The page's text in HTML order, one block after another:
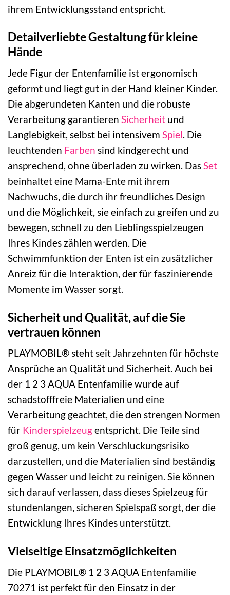
ihrem Entwicklungsstand entspricht.
Detailverliebte Gestaltung für kleine
Hände
Jede Figur der Entenfamilie ist ergonomisch
geformt und liegt gut in der Hand kleiner Kinder.
Die abgerundeten Kanten und die robuste
Verarbeitung garantieren Sicherheit und
Langlebigkeit, selbst bei intensivem Spiel. Die
leuchtenden Farben sind kindgerecht und
ansprechend, ohne überladen zu wirken. DasSet
beinhaltet eine Mama-Ente mit ihrem
Nachwuchs, die durch ihr freundliches Design
und die Möglichkeit, sie einfach zu greifen und zu
bewegen, schnell zu den Lieblingsspielzeugen
Ihres Kindes zählen werden. Die
Schwimmfunktion der Enten ist ein zusätzlicher
Anreiz für die Interaktion, der für faszinierende
Momente im Wasser sorgt.
Sicherheit und Qualität, auf die Sie
vertrauen können
PLAYMOBIL® steht seit Jahrzehnten für höchste
Ansprüche an Qualität und Sicherheit. Auch bei
der 1 2 3 AQUA Entenfamilie wurde auf
schadstofffreie Materialien und eine
Verarbeitung geachtet, die den strengen Normen
für Kinderspielzeugentspricht. Die Teile sind
groß genug, um kein Verschluckungsrisiko
darzustellen, und die Materialien sind beständig
gegen Wasser und leicht zu reinigen. Sie können
sich darauf verlassen, dass dieses Spielzeug für
stundenlangen, sicheren Spielspaß sorgt, der die
Entwicklung Ihres Kindes unterstützt.
Vielseitige Einsatzmöglichkeiten
Die PLAYMOBIL® 1 2 3 AQUA Entenfamilie
70271 ist perfekt für den Einsatz in der